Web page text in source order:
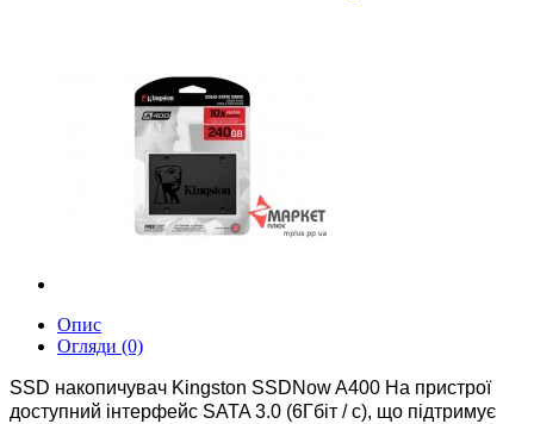
Опис
Огляди (0)
SSD накопичувач Kingston SSDNow A400 На пристрої
доступний інтерфейс SATA 3.0 (6Гбіт / с), що підтримує